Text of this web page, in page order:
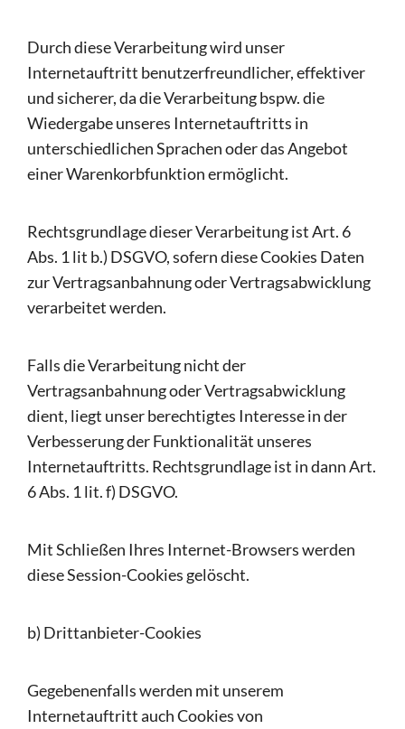
Durch diese Verarbeitung wird unser
Internetauftritt benutzerfreundlicher, effektiver
und sicherer, da die Verarbeitung bspw. die
Wiedergabe unseres Internetauftritts in
unterschiedlichen Sprachen oder das Angebot
einer Warenkorbfunktion ermöglicht.
Rechtsgrundlage dieser Verarbeitung ist Art. 6
Abs. 1 lit b.) DSGVO, sofern diese Cookies Daten
zur Vertragsanbahnung oder Vertragsabwicklung
verarbeitet werden.
Falls die Verarbeitung nicht der
Vertragsanbahnung oder Vertragsabwicklung
dient, liegt unser berechtigtes Interesse in der
Verbesserung der Funktionalität unseres
Internetauftritts. Rechtsgrundlage ist in dann Art.
6 Abs. 1 lit. f) DSGVO.
Mit Schließen Ihres Internet-Browsers werden
diese Session-Cookies gelöscht.
b) Drittanbieter-Cookies
Gegebenenfalls werden mit unserem
Internetauftritt auch Cookies von